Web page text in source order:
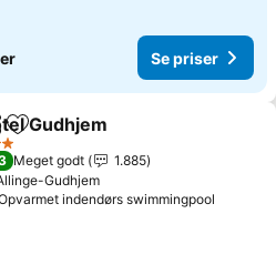
Se priser
Føj til favoritter
Gudhjem
Meget godt
1.885
Gudhjem
indendørs swimmingpool